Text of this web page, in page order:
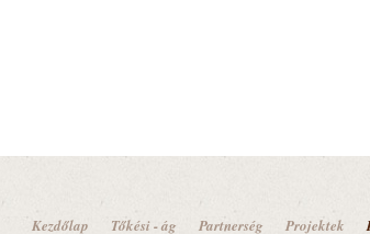
Kezdőlap Tőkési - ág Partnerség Projektek